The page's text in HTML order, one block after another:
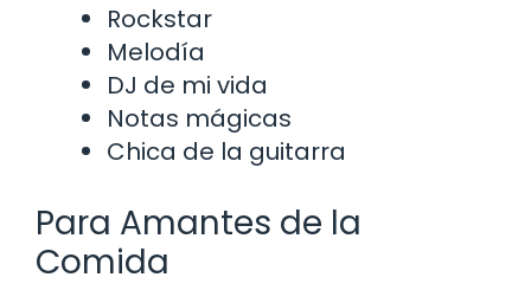
Rockstar
Melodía
DJ de mi vida
Notas mágicas
Chica de la guitarra
Para Amantes de la
Comida